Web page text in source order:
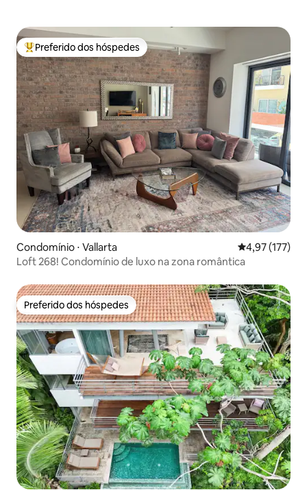
Entre os melhores preferidos dos hóspedes
Preferido dos hóspedes
Condomínio ⋅ Vallarta 4,97 de uma
4,97 (177)
Loft 268! Condomínio de luxo na zona romântica
Preferido dos hóspedes
Preferido dos hóspedes